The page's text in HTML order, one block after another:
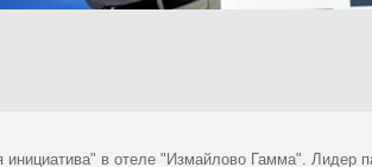
инициатива" в отеле "Измайлово Гамма". Лидер